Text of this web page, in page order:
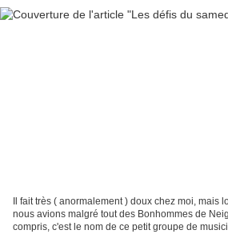
Il fait très ( anormalement ) doux chez moi, mais
nous avions malgré tout des Bonhommes de
compris, c'est le nom de ce petit groupe de